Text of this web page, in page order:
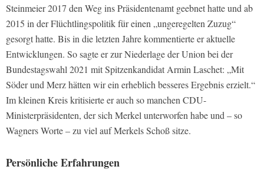
Steinmeier 2017 den Weg ins Präsidentenamt geebnet hatte und ab
2015 in der Flüchtlingspolitik für einen „ungeregelten Zuzug“
gesorgt hatte. Bis in die letzten Jahre kommentierte er aktuelle
Entwicklungen. So sagte er zur Niederlage der Union bei der
Bundestagswahl 2021 mit Spitzenkandidat Armin Laschet: „Mit
Söder und Merz hätten wir ein erheblich besseres Ergebnis erzielt.“
Im kleinen Kreis kritisierte er auch so manchen CDU-
Ministerpräsidenten, der sich Merkel unterworfen habe und – so
Wagners Worte – zu viel auf Merkels Schoß sitze.
Persönliche Erfahrungen